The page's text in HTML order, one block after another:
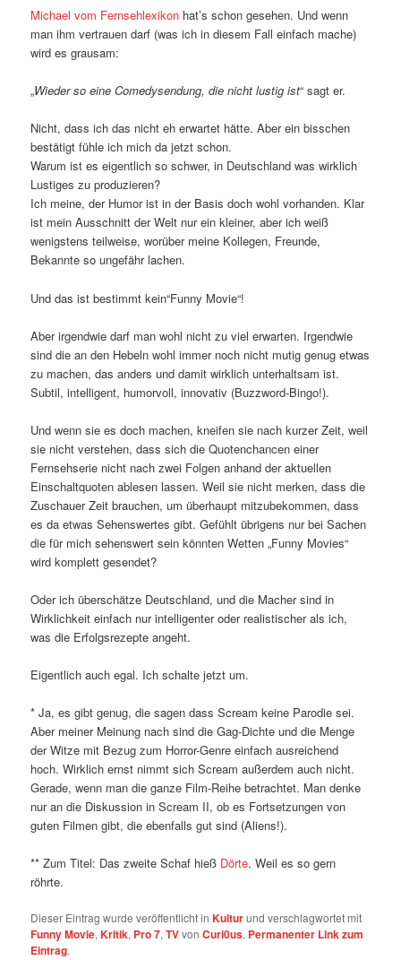
Michael vom Fernsehlexikon hat’s schon gesehen. Und wenn
man ihm vertrauen darf (was ich in diesem Fall einfach mache)
wird es grausam:
„Wieder so eine Comedysendung, die nicht lustig ist“ sagt er.
Nicht, dass ich das nicht eh erwartet hätte. Aber ein bisschen
bestätigt fühle ich mich da jetzt schon.
Warum ist es eigentlich so schwer, in Deutschland was wirklich
Lustiges zu produzieren?
Ich meine, der Humor ist in der Basis doch wohl vorhanden. Klar
ist mein Ausschnitt der Welt nur ein kleiner, aber ich weiß
wenigstens teilweise, worüber meine Kollegen, Freunde,
Bekannte so ungefähr lachen.
Und das ist bestimmt kein“Funny Movie“!
Aber irgendwie darf man wohl nicht zu viel erwarten. Irgendwie
sind die an den Hebeln wohl immer noch nicht mutig genug etwas
zu machen, das anders und damit wirklich unterhaltsam ist.
Subtil, intelligent, humorvoll, innovativ (Buzzword-Bingo!).
Und wenn sie es doch machen, kneifen sie nach kurzer Zeit, weil
sie nicht verstehen, dass sich die Quotenchancen einer
Fernsehserie nicht nach zwei Folgen anhand der aktuellen
Einschaltquoten ablesen lassen. Weil sie nicht merken, dass die
Zuschauer Zeit brauchen, um überhaupt mitzubekommen, dass
es da etwas Sehenswertes gibt. Gefühlt übrigens nur bei Sachen
die für mich sehenswert sein könnten Wetten „Funny Movies“
wird komplett gesendet?
Oder ich überschätze Deutschland, und die Macher sind in
Wirklichkeit einfach nur intelligenter oder realistischer als ich,
was die Erfolgsrezepte angeht.
Eigentlich auch egal. Ich schalte jetzt um.
* Ja, es gibt genug, die sagen dass Scream keine Parodie sei.
Aber meiner Meinung nach sind die Gag-Dichte und die Menge
der Witze mit Bezug zum Horror-Genre einfach ausreichend
hoch. Wirklich ernst nimmt sich Scream außerdem auch nicht.
Gerade, wenn man die ganze Film-Reihe betrachtet. Man denke
nur an die Diskussion in Scream II, ob es Fortsetzungen von
guten Filmen gibt, die ebenfalls gut sind (Aliens!).
** Zum Titel: Das zweite Schaf hieß Dörte. Weil es so gern
röhrte.
Dieser Eintrag wurde veröffentlicht inKulturund verschlagwortet mit
Funny Movie,Kritik, Pro 7,TVvonCuri0us. Permanenter Link zum
Eintrag.